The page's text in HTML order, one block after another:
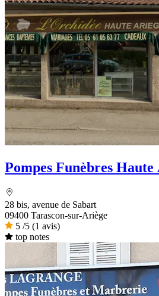
Pompes Funèbres Haute
28 bis, avenue de Sabart
09400 Tarascon-sur-Ariège
5 /5 (1 avis)
top notes